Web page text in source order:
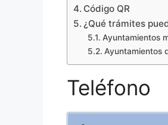
Código QR
¿Qué trámites
Ayuntamientos
Ayuntamientos
Teléfono